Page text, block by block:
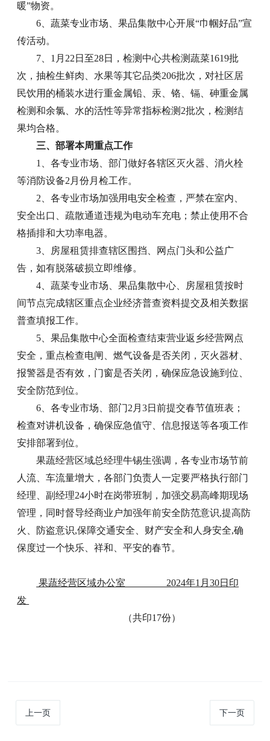
暖”物资。
6、蔬菜专业市场、果品集散中心开展“巾帼好品”宣
传活动。
7、1月22日至28日，检测中心共检测蔬菜1619批
次，抽检生鲜肉、水果等其它品类206批次，对社区居
民饮用的桶装水进行重金属铅、汞、铬、镉、砷重金属
检测和余氯、水的活性等异常指标检测2批次，检测结
果均合格。
三、部署本周重点工作
1、各专业市场、部门做好各辖区灭火器、消火栓
等消防设备2月份月检工作。
2、各专业市场加强用电安全检查，严禁在室内、
安全出口、疏散通道违规为电动车充电；禁止使用不合
格插排和大功率电器。
3、房屋租赁排查辖区围挡、网点门头和公益广
告，如有脱落破损立即维修。
4、蔬菜专业市场、果品集散中心、房屋租赁按时
间节点完成辖区重点企业经济普查资料提交及相关数据
普查填报工作。
5、果品集散中心全面检查结束营业返乡经营网点
安全，重点检查电闸、燃气设备是否关闭，灭火器材、
报警器是否有效，门窗是否关闭，确保应急设施到位、
安全防范到位。
6、各专业市场、部门2月3日前提交春节值班表；
检查对讲机设备，确保应急值守、信息报送等各项工作
安排部署到位。
果蔬经营区域总经理牛锡生强调，各专业市场节前
人流、车流量增大，各部门负责人一定要严格执行部门
经理、副经理24小时在岗带班制，加强交易高峰期现场
管理，同时督导经商业户加强年前安全防范意识,提高防
火、防盗意识,保障交通安全、财产安全和人身安全,确
保度过一个快乐、祥和、平安的春节。
果蔬经营区域办公室 2024年1月30日印
发
（共印17份）
上一页 下一页